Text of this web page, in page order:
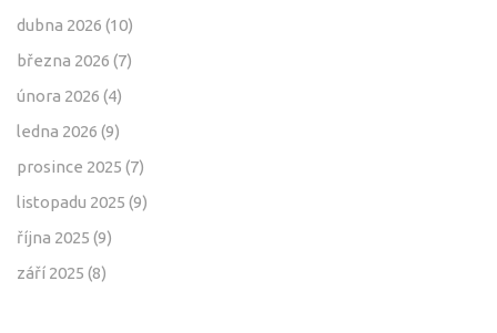
dubna 2026 (10)
března 2026 (7)
února 2026 (4)
ledna 2026 (9)
prosince 2025 (7)
listopadu 2025 (9)
října 2025 (9)
září 2025 (8)